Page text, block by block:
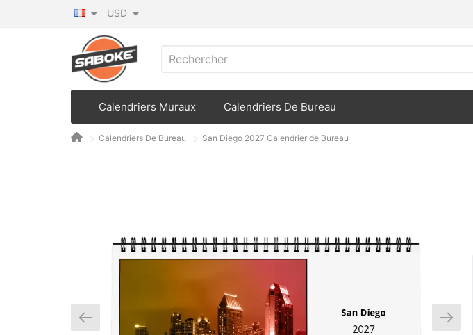
USD
Calendriers Muraux Calendriers De Bureau
Calendriers De Bureau San Diego 2027 Calendrier de Bureau